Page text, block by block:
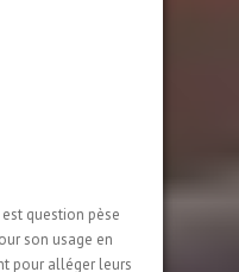
question pèse
son usage en
pour alléger leurs